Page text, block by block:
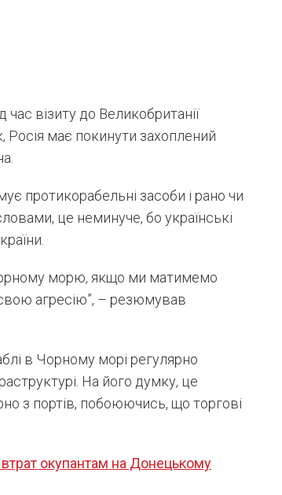
візиту до Великобританії
Росія має покинути захоплений
протикорабельні засоби і рано чи
це неминуче, бо українські
морю, якщо ми матимемо
агресію”, – резюмував
в Чорному морі регулярно
На його думку, це
з портів, побоюючись, що торгові
окупантам на Донецькому